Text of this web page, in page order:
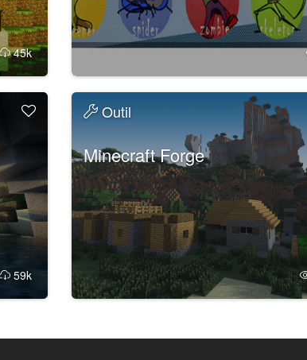
45k
59k
Outil
Minecraft Forge